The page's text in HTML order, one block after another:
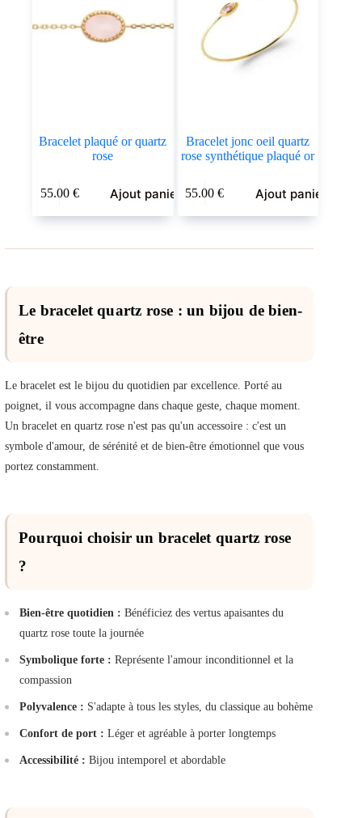
Bracelet plaqué or quartz
rose
55.00 € Ajout panier
Bracelet jonc oeil quartz
rose synthétique plaqué or
55.00€ Ajout panier
Le bracelet quartz rose : un bijou de bien-
être
Le bracelet est le bijou du quotidien par excellence. Porté au
poignet, il vous accompagne dans chaque geste, chaque moment.
Un bracelet en quartz rose n'est pas qu'un accessoire : c'est un
symbole d'amour, de sérénité et de bien-être émotionnel que vous
portez constamment.
Pourquoi choisir un bracelet quartz rose
?
Bien-être quotidien : Bénéficiez des vertus apaisantes du
quartz rose toute la journée
Symbolique forte : Représente l'amour inconditionnel et la
compassion
Polyvalence : S'adapte à tous les styles, du classique au bohème
Confort de port : Léger et agréable à porter longtemps
Accessibilité : Bijou intemporel et abordable